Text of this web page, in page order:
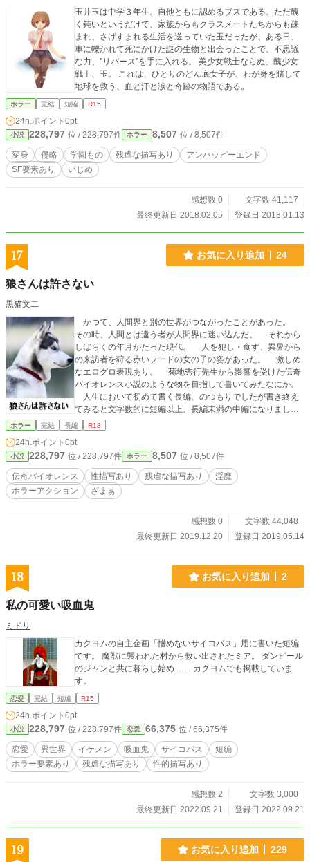
玉井玉は中学３年生。自他ともに認めるブスである。ただ醜
く鈍いというだけで、家族からもクラスメートたちからも疎
まれ、さげすまれる生活を送っていた玉だったが、ある日、
車に轢かれて死にかけた謎の生物と出会ったことで、不思議
な力、”リバース”を手に入れる。 美少女戦士ならぬ、醜少女
戦士、玉。 これは、ひとりのどん底女子が、わが身を賭して
地球を救う、血と汗と涙と奇跡の物語である。
ホラー 完結 短編 R15
24h.ポイント 0pt
小説 228,797 位 / 228,797件 ホラー 8,507 位 / 8,507件
変身 侵略 学園もの 残虐な描写あり
アンハッピーエンド
SF要素あり
いじめ
感想数 0
文字数 41,117
最終更新日 2018.02.05
登録日 2018.01.13
17 お気に入り追加 24
狼さんは許さない
黒猫文二
かつて、人間界と別の世界がつながったことがあった。
その時、人間とは違う者が人間界に迷い込んだ。 それから
しばらくの年月がたった現代。 人を犯し・食す、異界から
の来訪者を狩る赤いフードの女の子の姿があった。 激しめ
なエログロ表現あり。 菊地秀行先生から影響を受けた伝奇
バイオレンス小説のような物を目指して書いてみたなにか。
人生において初めて書く長編、のつもりでしたが書き終え
てみると文字数的に短編以上、長編未満の中編になりまし
た。
ホラー 完結 長編 R18
24h.ポイント 0pt
小説 228,797 位 / 228,797件 ホラー 8,507 位 / 8,507件
伝奇バイオレンス 性描写あり 残虐な描写あり
淫魔
ホラーアクション
ざまぁ
感想数 0
文字数 44,048
最終更新日 2019.12.20
登録日 2019.05.14
18 お気に入り追加 2
私の可愛い吸血鬼
ミドリ
カクヨムの自主企画「憎めないサイコパス」用に書いた短編
です。 魔獣に襲われた村から救い出されたミア。 ダンピール
のジャンと共に暮らし始め…… カクヨムでも掲載していま
す。
恋愛 完結 短編 R15
24h.ポイント 0pt
小説 228,797 位 / 228,797件 恋愛 66,375 位 / 66,375件
恋愛 異世界 イケメン 吸血鬼 サイコパス
短編
ホラー要素あり
残虐な描写あり 性的描写あり
感想数 2
文字数 3,000
最終更新日 2022.09.21
登録日 2022.09.21
19 お気に入り追加 229